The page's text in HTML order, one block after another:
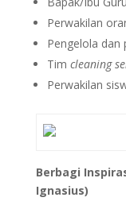
Perwakilan
Pengelola dan
Tim cleaning
Perwakilan
Berbagi
Ignasius)